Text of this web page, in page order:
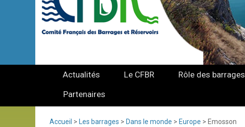
Actualités Le CFBR Rôle des barrages
Partenaires
Accueil > Les barrages > Dans le monde > Europe > Emosson